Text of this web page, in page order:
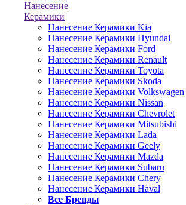
Нанесение
Керамики
Нанесение Керамики Kia
Нанесение Керамики Hyundai
Нанесение Керамики Ford
Нанесение Керамики Renault
Нанесение Керамики Toyota
Нанесение Керамики Skoda
Нанесение Керамики Volkswagen
Нанесение Керамики Nissan
Нанесение Керамики Chevrolet
Нанесение Керамики Mitsubishi
Нанесение Керамики Lada
Нанесение Керамики Geely
Нанесение Керамики Mazda
Нанесение Керамики Subaru
Нанесение Керамики Chery
Нанесение Керамики Haval
Все Бренды